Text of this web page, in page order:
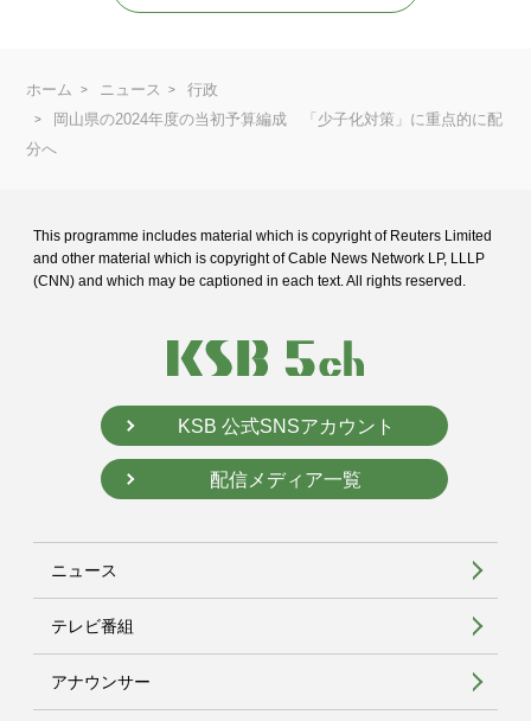
ホーム ニュース
行政
岡山県の2024年度の当初予算編成 「少子化対策」に重点的に配
分へ
This programme includes material which is copyright of Reuters Limited
and other material which is copyright of Cable News Network LP, LLLP
(CNN) and which may be captioned in each text. All rights reserved.
KSB 公式SNSアカウント
配信メディア一覧
ニュース
テレビ番組
アナウンサー